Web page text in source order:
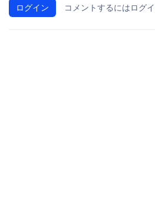
ログイン コメントするにはログ